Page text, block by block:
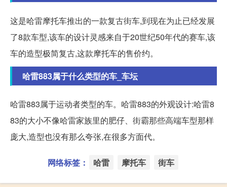
这是哈雷摩托车推出的一款复古街车,到现在为止已经发展
了8款车型,该车的设计灵感来自于20世纪50年代的赛车,该
车的造型极简复古,这款摩托车的售价约。
哈雷883属于什么类型的车_车坛
哈雷883属于运动者类型的车。哈雷883的外观设计:哈雷8
83的大小不像哈雷家族里的肥仔、街霸那些高端车型那样
庞大,造型也没有那么夸张,在很多方面代。
网络标签： 哈雷 摩托车 街车